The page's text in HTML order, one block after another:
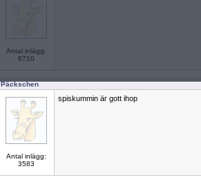
Antal inlägg:
8710
Päckschen
Antal inlägg:
3583
spiskummin är gott ihop